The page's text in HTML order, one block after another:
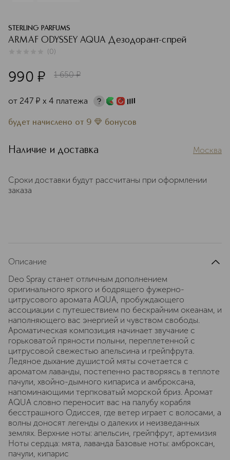
STERLING PARFUMS
ARMAF ODYSSEY AQUA Дезодорант-cпрей
(0)
990 ¤ 1 650 ¤
от 247 ¤ х 4 платежа
будет начислено от 9 бонусов
Наличие и доставка Москва
Сроки доставки будут рассчитаны при оформлении
заказа
Описание
Deo Spray станет отличным дополнением
оригинального яркого и бодрящего фужерно-
цитрусового аромата AQUA, пробуждающего
ассоциации с путешествием по бескрайним океанам, и
наполняющего вас энергией и чувством свободы.
Ароматическая композиция начинает звучание с
горьковатой пряности полыни, переплетенной с
цитрусовой свежестью апельсина и грейпфрута.
Ледяное дыхание душистой мяты сочетается с
ароматом лаванды, постепенно растворяясь в теплоте
пачули, хвойно-дымного кипариса и амброксана,
напоминающими терпковатый морской бриз. Аромат
AQUA словно переносит вас на палубу корабля
бесстрашного Одиссея, где ветер играет с волосами, а
волны доносят легенды о далеких и неизведанных
землях. Верхние ноты: апельсин, грейпфрут, артемизия
Ноты сердца: мята, лаванда Базовые ноты: амброксан,
пачули, кипарис